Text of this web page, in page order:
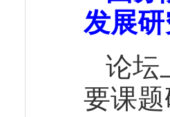
发展
论坛
要课